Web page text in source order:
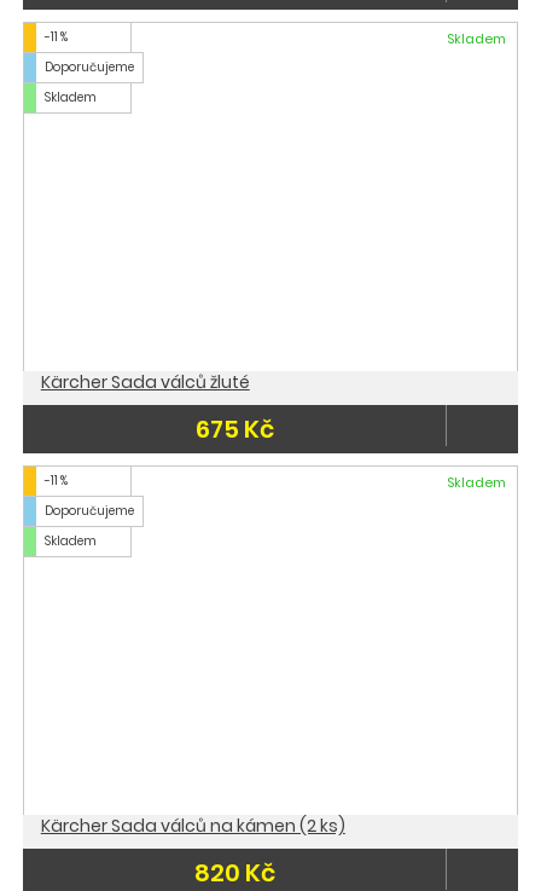
-11 %
Doporučujeme
Skladem
Skladem
Kärcher Sada válců žluté
675 Kč
-11 %
Doporučujeme
Skladem
Skladem
Kärcher Sada válců na kámen (2 ks)
820 Kč